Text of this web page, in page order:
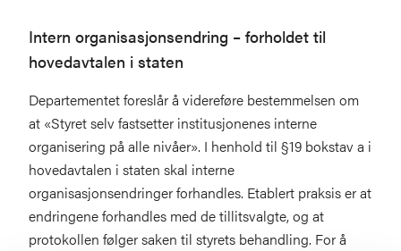
Intern organisasjonsendring – forholdet til
hovedavtalen i staten
Departementet foreslår å videreføre bestemmelsen om
at «Styret selv fastsetter institusjonenes interne
organisering på alle nivåer». I henhold til §19 bokstav a i
hovedavtalen i staten skal interne
organisasjonsendringer forhandles. Etablert praksis er at
endringene forhandles med de tillitsvalgte, og at
protokollen følger saken til styrets behandling. For å